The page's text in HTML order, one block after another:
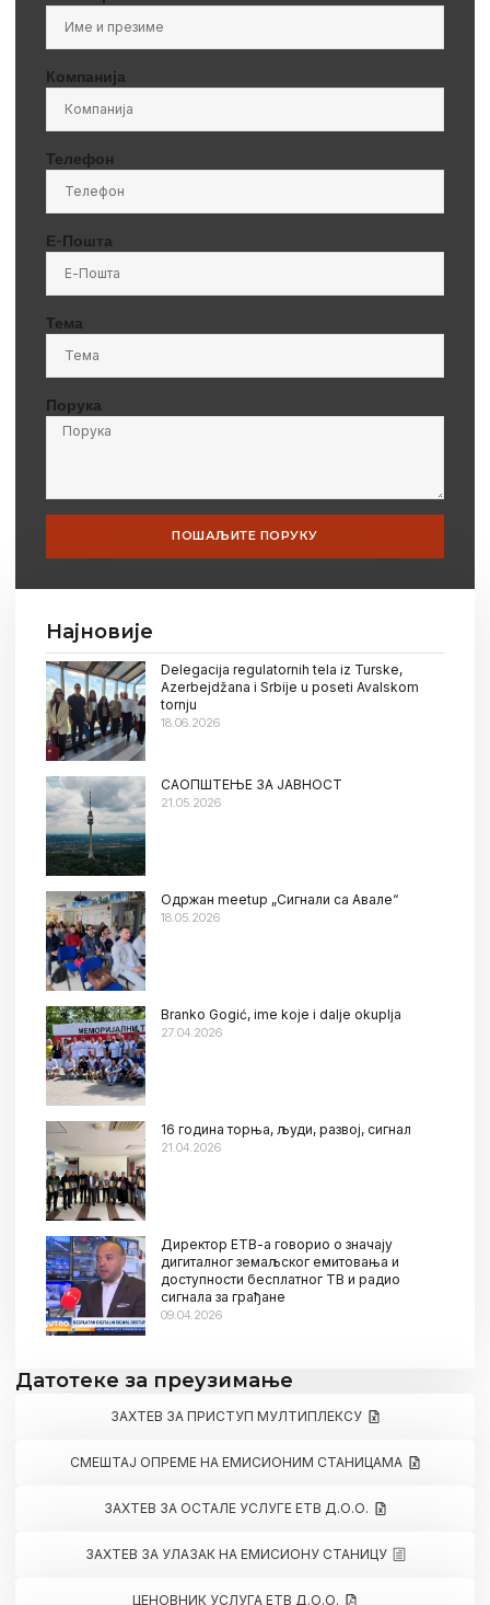
Компанија
Телефон
Е-Пошта
Тема
Порука
ПОШАЉИТЕ ПОРУКУ
Најновије
Delegacija regulatornih tela iz Turske,
Azerbejdžana i Srbije u poseti Avalskom
tornju
18.06.2026
САОПШТЕЊЕ ЗА ЈАВНОСТ
21.05.2026
Oдржан meetup „Сигнали са Авале“
18.05.2026
Branko Gogić, ime koje i dalje okuplja
27.04.2026
16 година торња, људи, развој, сигнал
21.04.2026
Директор ЕТВ-а говорио о значају
дигиталног земаљског емитовања и
доступности бесплатног ТВ и радио
сигнала за грађане
09.04.2026
Датотеке за преузимање
ЗАХТЕВ ЗА ПРИСТУП МУЛТИПЛЕКСУ
СМЕШТАЈ ОПРЕМЕ НА ЕМИСИОНИМ СТАНИЦАМА
ЗАХТЕВ ЗА ОСТАЛЕ УСЛУГЕ ЕТВ Д.О.О.
ЗАХТЕВ ЗА УЛАЗАК НА ЕМИСИОНУ СТАНИЦУ
ЦЕНОВНИК УСЛУГА ЕТВ Д.О.О.